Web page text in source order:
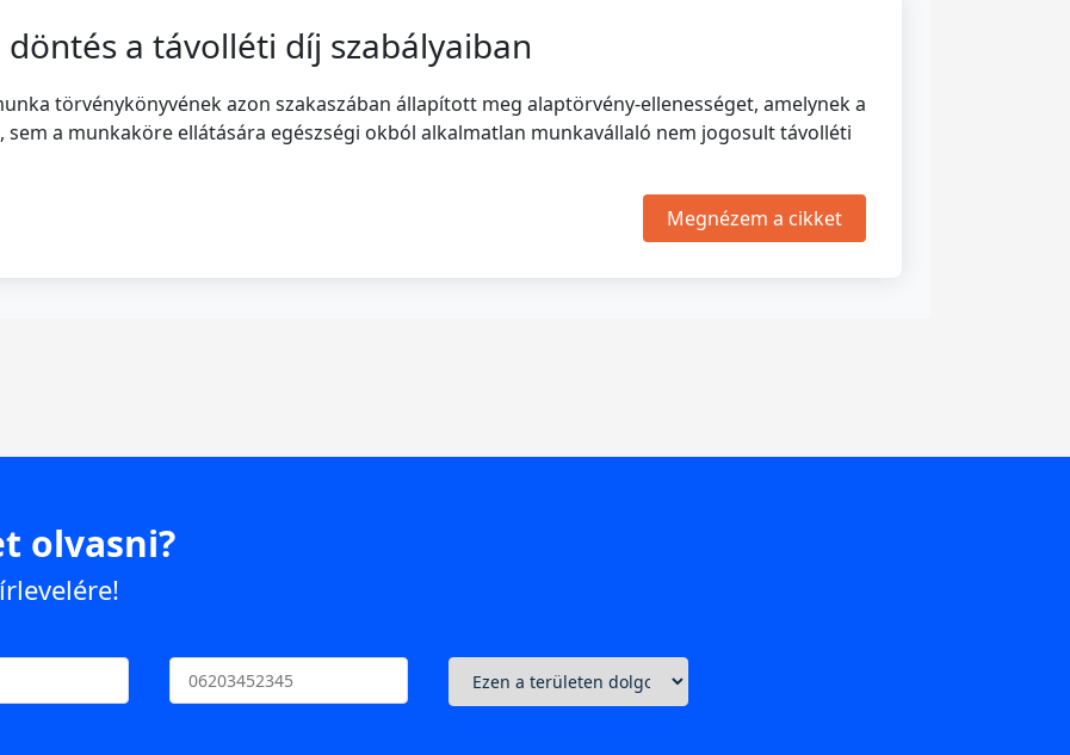
a távolléti díj szabályaiban
törvénykönyvének azon szakaszában állapított meg alaptörvény-ellenességet, amelynek a
sem a munkaköre ellátására egészségi okból alkalmatlan munkavállaló nem jogosult távolléti
Megnézem a cikket
olvasni?